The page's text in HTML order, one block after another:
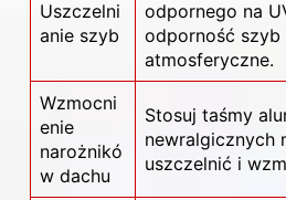
Uszczelni
anie szyb
odpornego na
odporność szyb
atmosferyczne.
Wzmocni
enie
narożnikó
w dachu
Stosuj taśmy
newralgicznych
uszczelnić i